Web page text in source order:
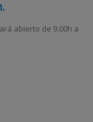
abierto de 9.00h a